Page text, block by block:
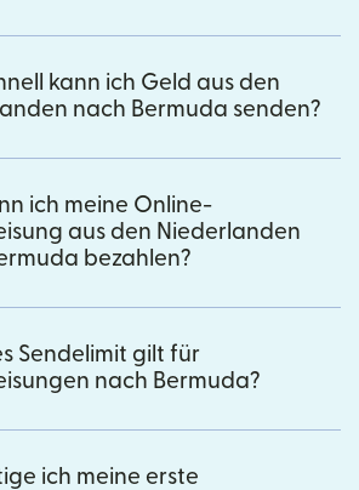
kann ich Geld aus den
nach Bermuda senden?
ich meine Online-
aus den Niederlanden
bezahlen?
Sendelimit gilt für
nach Bermuda?
ich meine erste